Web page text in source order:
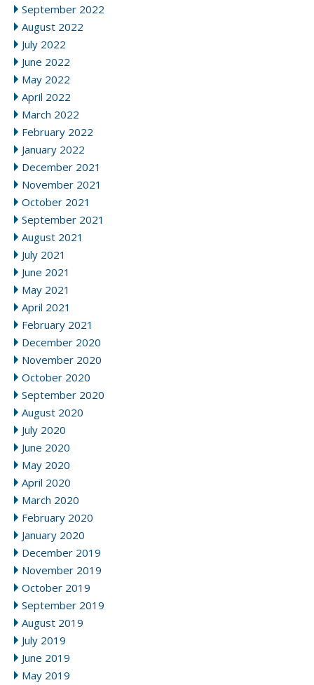
September 2022
August 2022
July 2022
June 2022
May 2022
April 2022
March 2022
February 2022
January 2022
December 2021
November 2021
October 2021
September 2021
August 2021
July 2021
June 2021
May 2021
April 2021
February 2021
December 2020
November 2020
October 2020
September 2020
August 2020
July 2020
June 2020
May 2020
April 2020
March 2020
February 2020
January 2020
December 2019
November 2019
October 2019
September 2019
August 2019
July 2019
June 2019
May 2019